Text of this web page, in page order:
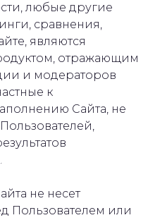
любые другие
сравнения,
являются
отражающим
и модераторов
к
Сайта, не
не несет
Пользователем или